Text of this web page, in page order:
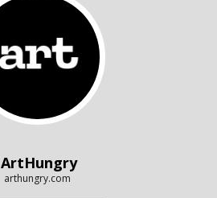
ArtHungry
arthungry.com